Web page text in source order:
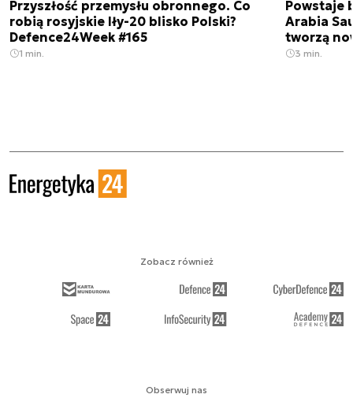
Przyszłość przemysłu obronnego. Co
robią rosyjskie Iły-20 blisko Polski?
Defence24Week #165
1 min.
Powstaje
Arabia
tworzą
3 min.
Obserwuj nas
Zobacz również